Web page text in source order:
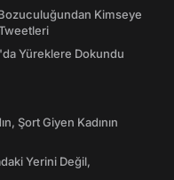
Kimseye
Yüreklere Dokundu
Şort Giyen Kadının
Yerini Değil,